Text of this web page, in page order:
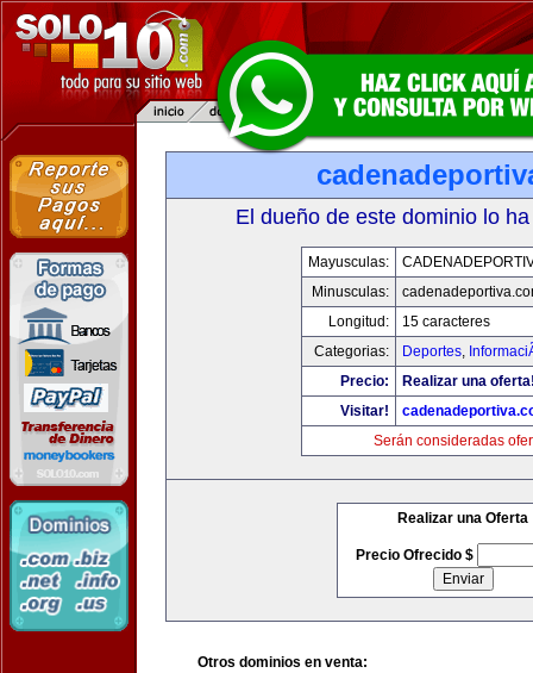
El dueño de este dominio lo
Mayusculas:
Minusculas:
Longitud:
15 caracteres
Categorias:
Deportes,
Precio:
Realizar una
Visitar!
Serán consideradas
Realizar una Oferta
Precio Ofrecido $
Otros dominios en venta: